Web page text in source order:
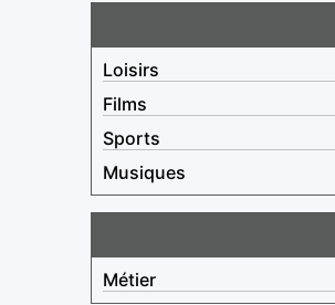
Loisirs
Films
Sports
Musiques
Métier